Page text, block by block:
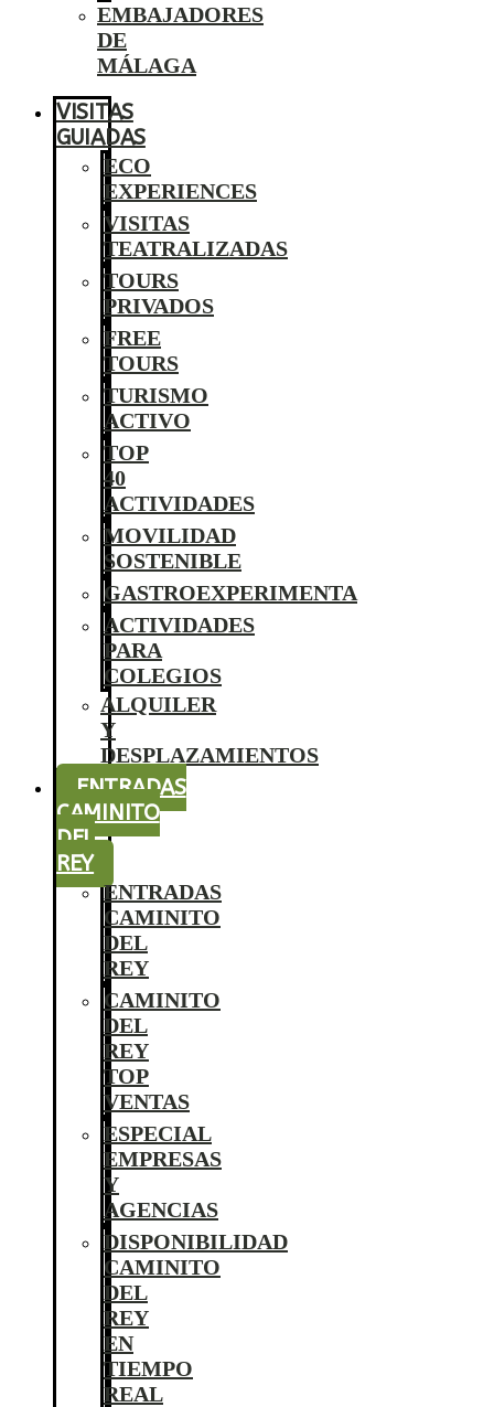
EMBAJADORES
DE
MÁLAGA
VISITAS
GUIADAS
ECO
EXPERIENCES
VISITAS
TEATRALIZADAS
TOURS
PRIVADOS
FREE
TOURS
TURISMO
ACTIVO
TOP
40
ACTIVIDADES
MOVILIDAD
SOSTENIBLE
GASTROEXPERIMENTA
ACTIVIDADES
PARA
COLEGIOS
ALQUILER
Y
DESPLAZAMIENTOS
ENTRADAS
CAMINITO
DEL
REY
ENTRADAS
CAMINITO
DEL
REY
CAMINITO
DEL
REY
TOP
VENTAS
ESPECIAL
EMPRESAS
Y
AGENCIAS
DISPONIBILIDAD
CAMINITO
DEL
REY
EN
TIEMPO
REAL